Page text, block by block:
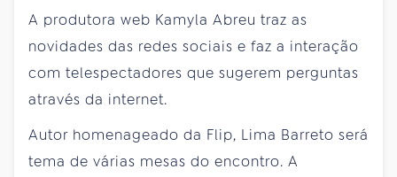
A produtora web Kamyla Abreu traz as
novidades das redes sociais e faz a interação
com telespectadores que sugerem perguntas
através da internet.
Autor homenageado da Flip, Lima Barreto será
tema de várias mesas do encontro. A